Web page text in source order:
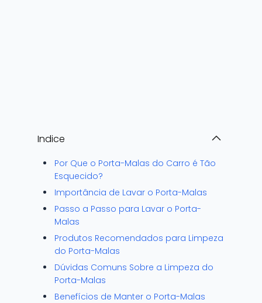
Indice
Por Que o Porta-Malas do Carro é Tão
Esquecido?
Importância de Lavar o Porta-Malas
Passo a Passo para Lavar o Porta-
Malas
Produtos Recomendados para Limpeza
do Porta-Malas
Dúvidas Comuns Sobre a Limpeza do
Porta-Malas
Benefícios de Manter o Porta-Malas